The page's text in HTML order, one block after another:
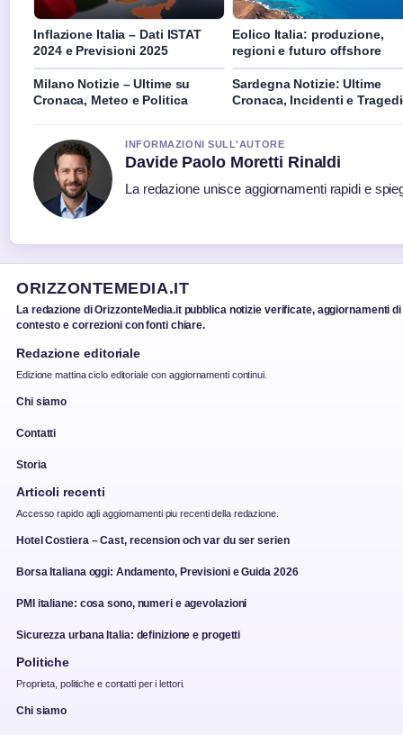
Inflazione Italia – Dati ISTAT
2024 e Previsioni 2025
Eolico Italia: produzione,
regioni e futuro offshore
Milano Notizie – Ultime su
Cronaca, Meteo e Politica
Sardegna Notizie: Ultime
Cronaca, Incidenti e
INFORMAZIONI SULL'AUTORE
Davide Paolo Moretti Rinaldi
La redazione unisce aggiornamenti rapidi e
ORIZZONTEMEDIA.IT
La redazione di OrizzonteMedia.it pubblica notizie verificate, aggiornamenti di
contesto e correzioni con fonti chiare.
Redazione editoriale
Edizione mattina ciclo editoriale con aggiornamenti continui.
Chi siamo
Contatti
Storia
Articoli recenti
Accesso rapido agli aggiornamenti piu recenti della redazione.
Hotel Costiera – Cast, recension och var du ser serien
Borsa Italiana oggi: Andamento, Previsioni e Guida 2026
PMI italiane: cosa sono, numeri e agevolazioni
Sicurezza urbana Italia: definizione e progetti
Politiche
Proprieta, politiche e contatti per i lettori.
Chi siamo